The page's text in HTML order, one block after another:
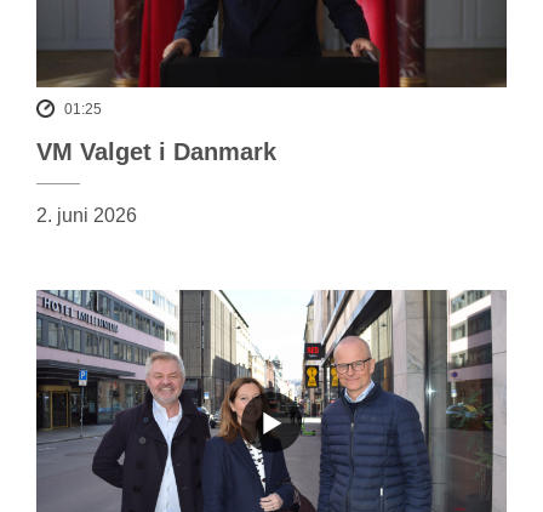
01:25
VM Valget i Danmark
2. juni 2026